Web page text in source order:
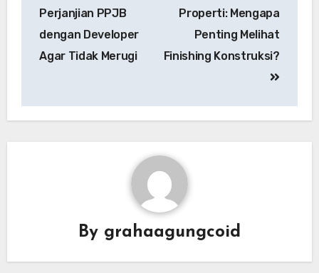
Perjanjian PPJB
dengan Developer
Agar Tidak Merugi
Properti: Mengapa
Penting Melihat
Finishing Konstruksi?
By grahaagungcoid